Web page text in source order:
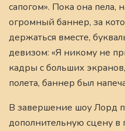
сапогом». Пока она пела,
огромный баннер, за
держаться вместе,
девизом: «Я никому не
кадры с больших
полета, баннер был
В завершение шоу Лорд
дополнительную сцену в